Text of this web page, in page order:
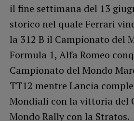
il fine settimana del 13
storico nel quale Ferrari
la 312 B il Campionato del
Formula 1, Alfa Romeo
Campionato del Mondo
TT12 mentre Lancia
Mondiali con la vittoria del
Mondo Rally con la Stratos.